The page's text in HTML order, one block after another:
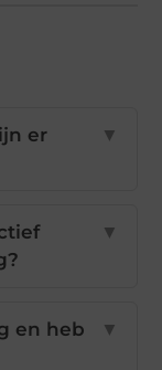
er
▼
▼
en heb
▼